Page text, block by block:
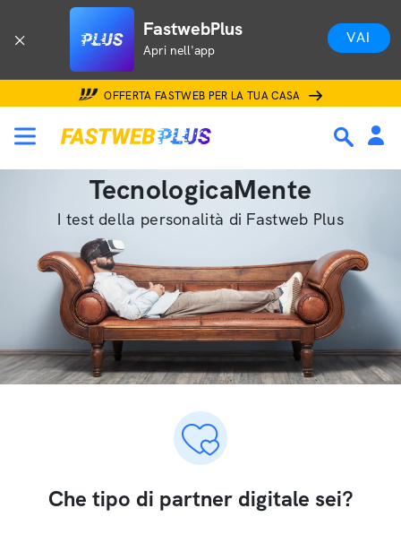
FastwebPlus
Apri nell'app
VAI
OFFERTA FASTWEB PER LA TUA CASA
TecnologicaMente
I test della personalità di Fastweb Plus
Che tipo di partner digitale sei?